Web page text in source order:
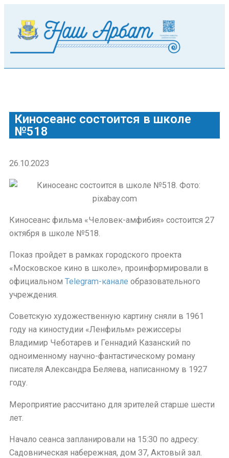
Киносеанс состоится в школе
№518
26.10.2023
Киносеанс фильма «Человек-амфибия» состоится 27
октября в школе №518.
Показ пройдет в рамках городского проекта
«Московское кино в школе», проинформировали в
официальном Telegram-канале образовательного
учреждения.
Советскую художественную картину сняли в 1961
году на киностудии «Ленфильм» режиссеры
Владимир Чеботарев и Геннадий Казанский по
одноименному научно-фантастическому роману
писателя Александра Беляева, написанному в 1927
году.
Мероприятие рассчитано для зрителей старше шести
лет.
Начало сеанса запланировали на 15:30 по адресу:
Садовническая набережная, дом 37, Актовый зал.